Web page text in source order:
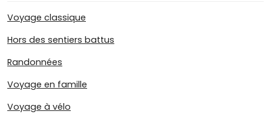
Voyage classique
Hors des sentiers battus
Randonnées
Voyage en famille
Voyage à vélo